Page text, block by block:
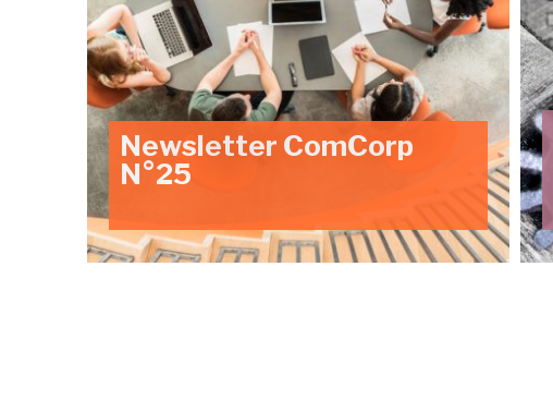
Newsletter ComCorp
N°25